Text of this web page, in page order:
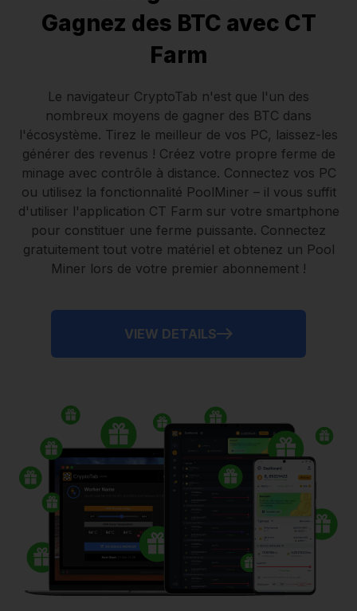
Gagnez des BTC avec CT
Farm
Le navigateur CryptoTab n'est que l'un des
nombreux moyens de gagner des BTC dans
l'écosystème. Tirez le meilleur de vos PC, laissez-les
générer des revenus ! Créez votre propre ferme de
minage avec contrôle à distance. Connectez vos PC
ou utilisez la fonctionnalité PoolMiner – il vous suffit
d'utiliser l'application CT Farm sur votre smartphone
pour constituer une ferme puissante. Connectez
gratuitement tout votre matériel et obtenez un Pool
Miner lors de votre premier abonnement !
VIEW DETAILS